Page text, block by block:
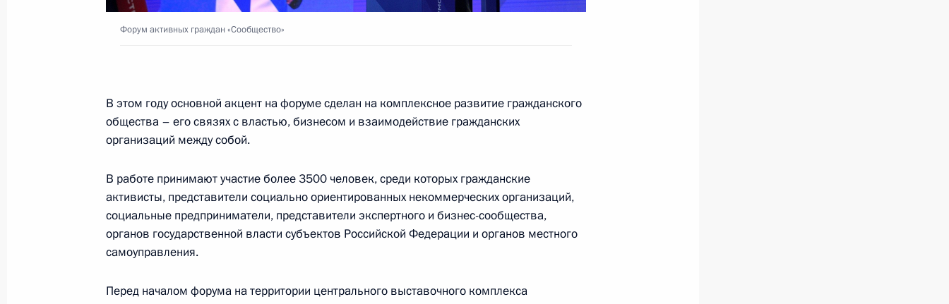
к процветанию и гармоничному развитию»
8 ноября 2017 года, 21:00
Телефонный разговор с Президентом Киргизии Алмазбеком
Атамбаевым
8 ноября 2017 года, 18:50
Совещание с постоянными членами Совета Безопасности
8 ноября 2017 года, 16:30 Москва, Кремль
10–11 ноября Владимир Путин примет участие в 25-м саммите
Форум активных граждан «Сообщество»
В этом году основной акцент на форуме сделан на комплексное развитие гражданского
общества – его связях с властью, бизнесом и взаимодействие гражданских
организаций между собой.
В работе принимают участие более 3500 человек, среди которых гражданские
активисты, представители социально ориентированных некоммерческих организаций,
социальные предприниматели, представители экспертного и бизнес-сообщества,
органов государственной власти субъектов Российской Федерации и органов местного
самоуправления.
Перед началом форума на территории центрального выставочного комплекса